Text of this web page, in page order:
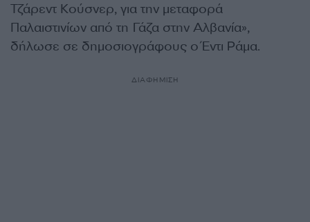
Τζάρεντ Κούσνερ, για την μεταφορά
Παλαιστινίων από τη Γάζα στην Αλβανία»,
δήλωσε σε δημοσιογράφους ο Έντι Ράμα.
ΔΙΑΦΗΜΙΣΗ